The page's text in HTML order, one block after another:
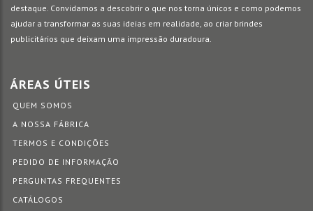
destaque. Convidamos a descobrir o que nos torna únicos e como podemos
ajudar a transformar as suas ideias em realidade, ao criar brindes
publicitários que deixam uma impressão duradoura.
ÁREAS ÚTEIS
QUEM SOMOS
A NOSSA FÁBRICA
TERMOS E CONDIÇÕES
PEDIDO DE INFORMAÇÃO
PERGUNTAS FREQUENTES
CATÁLOGOS